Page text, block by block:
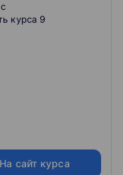
курса 9
На сайт курса